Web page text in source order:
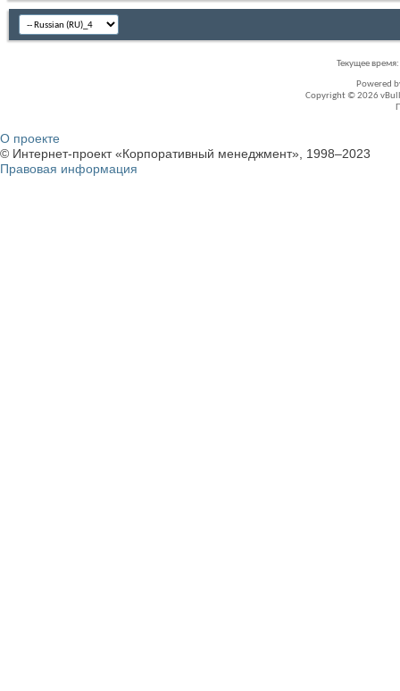
Текущее время:
Powered
Copyright © 2026
О проекте
© Интернет-проект «Корпоративный менеджмент», 1998–2023
Правовая информация